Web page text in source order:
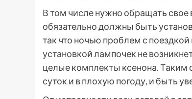
В том числе нужно обращать
обязательно должны быть
так что ночью проблем с
установкой лампочек не
целые комплекты ксенона. Таким
суток и в плохую погоду, и быть